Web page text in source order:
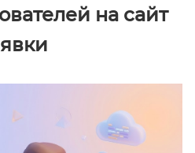
на сайт